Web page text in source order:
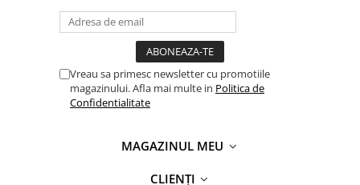
Vreau sa primesc newsletter cu promotiile
magazinului. Afla mai multe in Politica de
Confidentialitate
MAGAZINUL MEU
CLIENȚI